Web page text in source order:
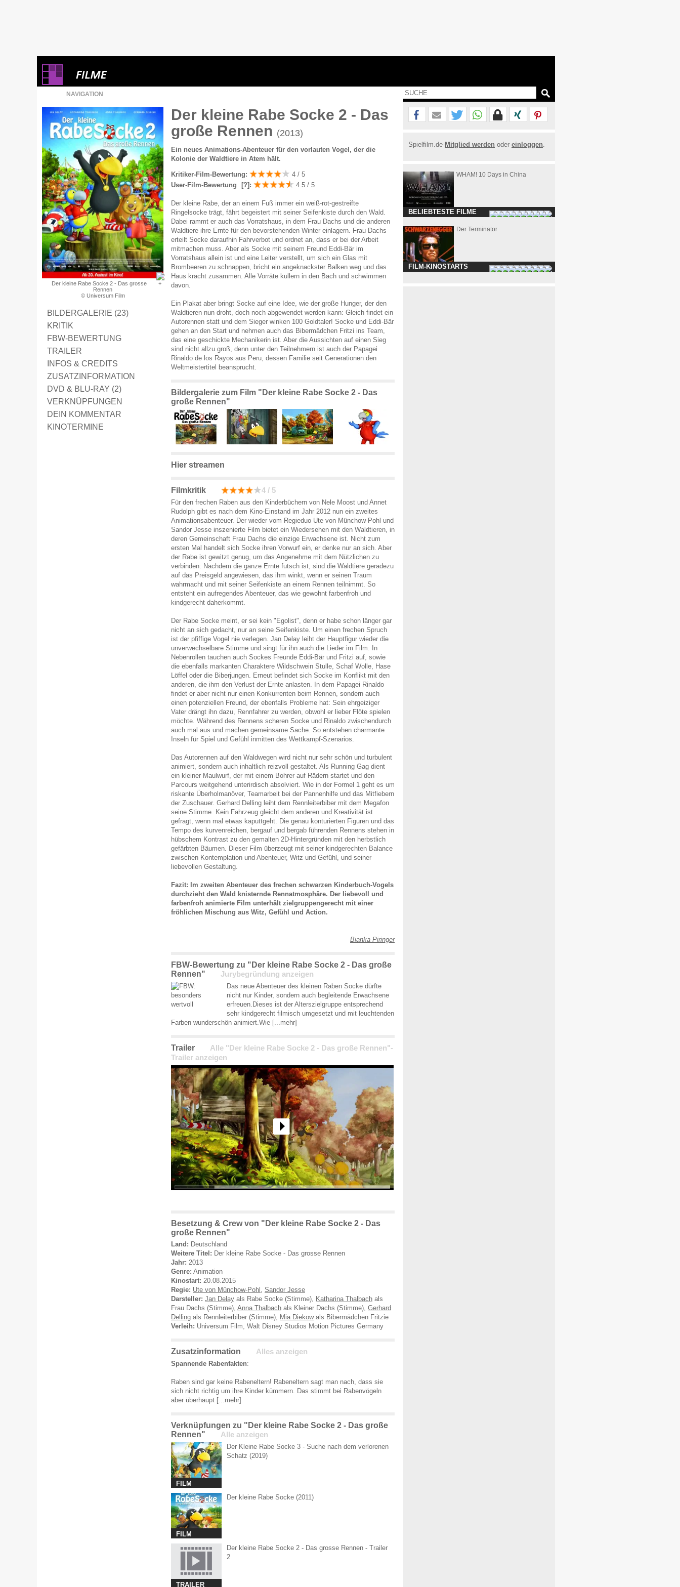
NAVIGATION
Der kleine Rabe Socke 2 - Das grosse
Rennen
© Universum Film
BILDERGALERIE (23)
KRITIK
FBW-BEWERTUNG
TRAILER
INFOS & CREDITS
ZUSATZINFORMATION
DVD & BLU-RAY (2)
VERKNÜPFUNGEN
DEIN KOMMENTAR
KINOTERMINE
Der kleine Rabe Socke 2 - Das
große Rennen (2013)
Ein neues Animations-Abenteuer für den vorlauten Vogel, der die
Kolonie der Waldtiere in Atem hält.
Kritiker-Film-Bewertung:
4 / 5
User-Film-Bewertung
[?] : 4.5 / 5
Der kleine Rabe, der an einem Fuß immer ein weiß-rot-gestreifte
Ringelsocke trägt, fährt begeistert mit seiner Seifenkiste durch den Wald.
Dabei rammt er auch das Vorratshaus, in dem Frau Dachs und die anderen
Waldtiere ihre Ernte für den bevorstehenden Winter einlagern. Frau Dachs
erteilt Socke daraufhin Fahrverbot und ordnet an, dass er bei der Arbeit
mitmachen muss. Aber als Socke mit seinem Freund Eddi-Bär im
Vorratshaus allein ist und eine Leiter verstellt, um sich ein Glas mit
Brombeeren zu schnappen, bricht ein angeknackster Balken weg und das
Haus kracht zusammen. Alle Vorräte kullern in den Bach und schwimmen
davon.
Ein Plakat aber bringt Socke auf eine Idee, wie der große Hunger, der den
Waldtieren nun droht, doch noch abgewendet werden kann: Gleich findet ein
Autorennen statt und dem Sieger winken 100 Goldtaler! Socke und Eddi-Bär
gehen an den Start und nehmen auch das Bibermädchen Fritzi ins Team,
das eine geschickte Mechanikerin ist. Aber die Aussichten auf einen Sieg
sind nicht allzu groß, denn unter den Teilnehmern ist auch der Papagei
Rinaldo de los Rayos aus Peru, dessen Familie seit Generationen den
Weltmeistertitel beansprucht.
Bildergalerie zum Film "Der kleine Rabe Socke 2 - Das
große Rennen"
Hier streamen
Filmkritik 4 / 5
Für den frechen Raben aus den Kinderbüchern von Nele Moost und Annet
Rudolph gibt es nach dem Kino-Einstand im Jahr 2012 nun ein zweites
Animationsabenteuer. Der wieder vom Regieduo Ute von Münchow-Pohl und
Sandor Jesse inszenierte Film bietet ein Wiedersehen mit den Waldtieren, in
deren Gemeinschaft Frau Dachs die einzige Erwachsene ist. Nicht zum
ersten Mal handelt sich Socke ihren Vorwurf ein, er denke nur an sich. Aber
der Rabe ist gewitzt genug, um das Angenehme mit dem Nützlichen zu
verbinden: Nachdem die ganze Ernte futsch ist, sind die Waldtiere geradezu
auf das Preisgeld angewiesen, das ihm winkt, wenn er seinen Traum
wahrmacht und mit seiner Seifenkiste an einem Rennen teilnimmt. So
entsteht ein aufregendes Abenteuer, das wie gewohnt farbenfroh und
kindgerecht daherkommt.
Der Rabe Socke meint, er sei kein "Egolist", denn er habe schon länger gar
nicht an sich gedacht, nur an seine Seifenkiste. Um einen frechen Spruch
ist der pfiffige Vogel nie verlegen. Jan Delay leiht der Hauptfigur wieder die
unverwechselbare Stimme und singt für ihn auch die Lieder im Film. In
Nebenrollen tauchen auch Sockes Freunde Eddi-Bär und Fritzi auf, sowie
die ebenfalls markanten Charaktere Wildschwein Stulle, Schaf Wolle, Hase
Löffel oder die Biberjungen. Erneut befindet sich Socke im Konflikt mit den
anderen, die ihm den Verlust der Ernte anlasten. In dem Papagei Rinaldo
findet er aber nicht nur einen Konkurrenten beim Rennen, sondern auch
einen potenziellen Freund, der ebenfalls Probleme hat: Sein ehrgeiziger
Vater drängt ihn dazu, Rennfahrer zu werden, obwohl er lieber Flöte spielen
möchte. Während des Rennens scheren Socke und Rinaldo zwischendurch
auch mal aus und machen gemeinsame Sache. So entstehen charmante
Inseln für Spiel und Gefühl inmitten des Wettkampf-Szenarios.
Das Autorennen auf den Waldwegen wird nicht nur sehr schön und turbulent
animiert, sondern auch inhaltlich reizvoll gestaltet. Als Running Gag dient
ein kleiner Maulwurf, der mit einem Bohrer auf Rädern startet und den
Parcours weitgehend unterirdisch absolviert. Wie in der Formel 1 geht es um
riskante Überholmanöver, Teamarbeit bei der Pannenhilfe und das Mitfiebern
der Zuschauer. Gerhard Delling leiht dem Rennleiterbiber mit dem Megafon
seine Stimme. Kein Fahrzeug gleicht dem anderen und Kreativität ist
gefragt, wenn mal etwas kaputtgeht. Die genau konturierten Figuren und das
Tempo des kurvenreichen, bergauf und bergab führenden Rennens stehen in
hübschem Kontrast zu den gemalten 2D-Hintergründen mit den herbstlich
gefärbten Bäumen. Dieser Film überzeugt mit seiner kindgerechten Balance
zwischen Kontemplation und Abenteuer, Witz und Gefühl, und seiner
liebevollen Gestaltung.
Fazit: Im zweiten Abenteuer des frechen schwarzen Kinderbuch-Vogels
durchzieht den Wald knisternde Rennatmosphäre. Der liebevoll und
farbenfroh animierte Film unterhält zielgruppengerecht mit einer
fröhlichen Mischung aus Witz, Gefühl und Action.
Bianka Piringer
FBW-Bewertung zu "Der kleine Rabe Socke 2 - Das große
Rennen"
Jurybegründung anzeigen
Das neue Abenteuer des kleinen Raben Socke dürfte
nicht nur Kinder, sondern auch begleitende Erwachsene
erfreuen.Dieses ist der Alterszielgruppe entsprechend
sehr kindgerecht filmisch umgesetzt und mit leuchtenden
Farben wunderschön animiert.Wie [...mehr]
Trailer
Alle "Der kleine Rabe Socke 2 - Das große Rennen"-
Trailer anzeigen
Besetzung & Crew von "Der kleine Rabe Socke 2 - Das
große Rennen"
Land: Deutschland
Weitere Titel: Der kleine Rabe Socke - Das grosse Rennen
Jahr: 2013
Genre: Animation
Kinostart: 20.08.2015
Regie: Ute von Münchow-Pohl , Sandor Jesse
Darsteller: Jan Delay als Rabe Socke (Stimme), Katharina Thalbach als
Frau Dachs (Stimme), Anna Thalbach als Kleiner Dachs (Stimme), Gerhard
Delling als Rennleiterbiber (Stimme), Mia Diekowals Bibermädchen Fritzie
Verleih: Universum Film, Walt Disney Studios Motion Pictures Germany
Zusatzinformation Alles anzeigen
Spannende Rabenfakten:
Raben sind gar keine Rabeneltern! Rabeneltern sagt man nach, dass sie
sich nicht richtig um ihre Kinder kümmern. Das stimmt bei Rabenvögeln
aber überhaupt [...mehr]
Verknüpfungen zu "Der kleine Rabe Socke 2 - Das große
Rennen"
Alle anzeigen
FILM
Der Kleine Rabe Socke 3 - Suche nach dem verlorenen
Schatz (2019)
FILM
Der kleine Rabe Socke (2011)
TRAILER
Der kleine Rabe Socke 2 - Das grosse Rennen - Trailer
2
Spielfilm.de-Mitglied werden oder einloggen.
WHAM! 10 Days in China
BELIEBTESTE FILME
Der Terminator
FILM-KINOSTARTS